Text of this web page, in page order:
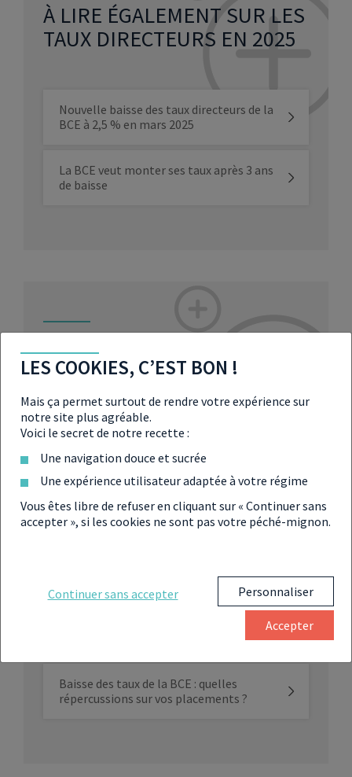
À LIRE ÉGALEMENT SUR LES
TAUX DIRECTEURS EN 2025
Nouvelle baisse des taux directeurs de la
BCE à 2,5 % en mars 2025
La BCE veut monter ses taux après 3 ans
de baisse
À LIRE ÉGALEMENT SUR LES
TAUX DIRECTEURS EN 2024
La BCE est prête à baisser ses taux
directeurs dès le mois de juin
La BCE baisse enfin ses taux directeurs
de 25 points de base
Baisse des taux de la BCE : quelles
répercussions sur vos placements ?
LES COOKIES, C’EST BON !
Mais ça permet surtout de rendre votre expérience sur
notre site plus agréable.
Voici le secret de notre recette :
Une navigation douce et sucrée
Une expérience utilisateur adaptée à votre régime
Vous êtes libre de refuser en cliquant sur « Continuer sans
accepter », si les cookies ne sont pas votre péché-mignon.
Continuer sans accepter Personnaliser
Accepter